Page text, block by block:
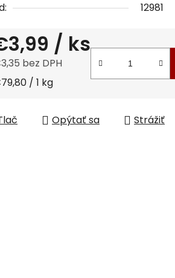
12981
/ ks
bez DPH
cena:
/ 1 kg
Opýtať sa Strážiť